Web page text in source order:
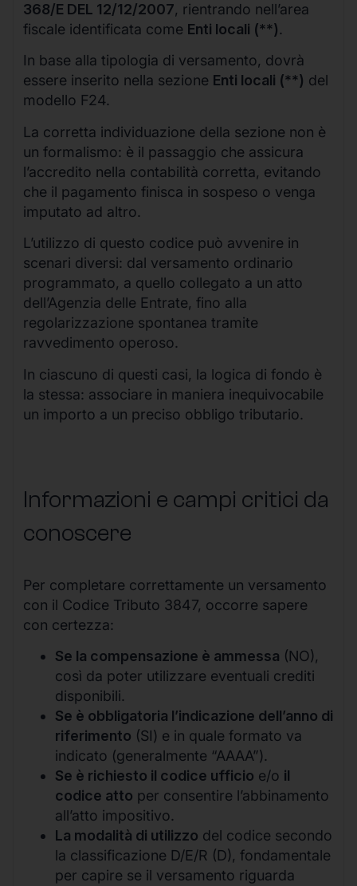
368/E DEL 12/12/2007, rientrando nell’area
fiscale identificata come Enti locali (**).
In base alla tipologia di versamento, dovrà
essere inserito nella sezione Enti locali (**) del
modello F24.
La corretta individuazione della sezione non è
un formalismo: è il passaggio che assicura
l’accredito nella contabilità corretta, evitando
che il pagamento finisca in sospeso o venga
imputato ad altro.
L’utilizzo di questo codice può avvenire in
scenari diversi: dal versamento ordinario
programmato, a quello collegato a un atto
dell’Agenzia delle Entrate, fino alla
regolarizzazione spontanea tramite
ravvedimento operoso.
In ciascuno di questi casi, la logica di fondo è
la stessa: associare in maniera inequivocabile
un importo a un preciso obbligo tributario.
Informazioni e campi critici da
conoscere
Per completare correttamente un versamento
con il Codice Tributo 3847, occorre sapere
con certezza:
Se la compensazione è ammessa (NO),
così da poter utilizzare eventuali crediti
disponibili.
Se è obbligatoria l’indicazione dell’anno di
riferimento (SI) e in quale formato va
indicato (generalmente “AAAA”).
Se è richiesto il codice ufficio e/o il
codice atto per consentire l’abbinamento
all’atto impositivo.
La modalità di utilizzo del codice secondo
la classificazione D/E/R (D), fondamentale
per capire se il versamento riguarda